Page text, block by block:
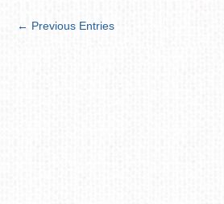
← Previous Entries